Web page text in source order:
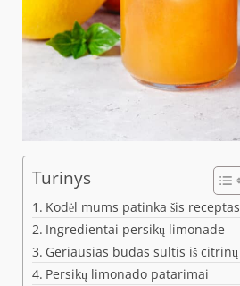
Turinys
Kodėl mums patinka šis receptas
Ingredientai persikų limonade
Geriausias būdas sultis iš citrinų
Persikų limonado patarimai